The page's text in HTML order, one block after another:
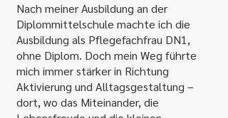
Nach meiner Ausbildung an der
Diplommittelschule machte ich die
Ausbildung als Pflegefachfrau DN1,
ohne Diplom. Doch mein Weg führte
mich immer stärker in Richtung
Aktivierung und Alltagsgestaltung –
dort, wo das Miteinander, die